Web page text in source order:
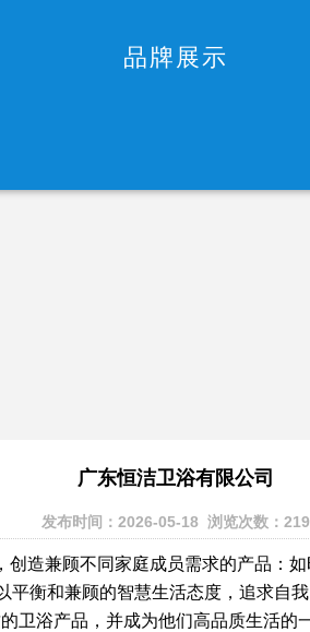
品牌展示
广东恒洁卫浴有限公司
发布时间：2026-05-18 浏览次数：219
造兼顾不同家庭成员需求的产品：
平衡和兼顾的智慧生活态度，追求自
卫浴产品，并成为他们高品质生活